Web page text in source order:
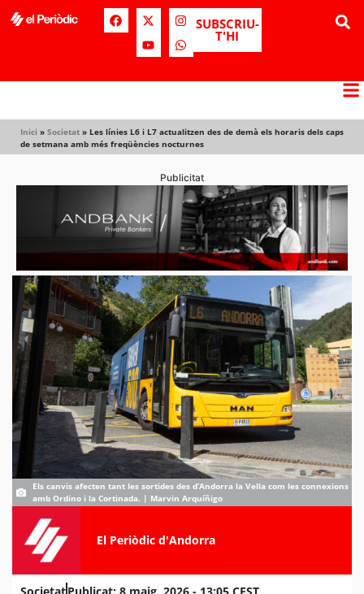
SUBSCRIU-
T'HI
Inici » Societat » Les línies L6 i L7 actualitzen des de demà els horaris dels caps
de setmana amb més freqüències nocturnes
Publicitat
Els canvis afecten tant les sortides des d’Andorra la Vella com les connexions
amb Ordino i la Cortinada. | Marvin Arquíñigo
El Periòdic d'Andorra